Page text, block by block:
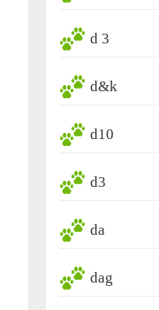
d 3
d&k
d10
d3
da
dag